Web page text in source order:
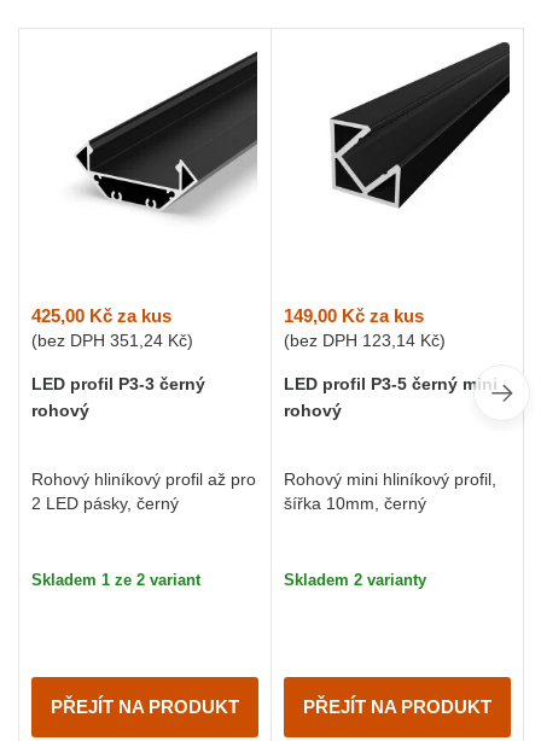
425,00 Kč za kus
(bez DPH 351,24 Kč)
LED profil P3-3 černý
rohový
Rohový hliníkový profil až pro
2 LED pásky, černý
Skladem 1 ze 2 variant
PŘEJÍT NA PRODUKT
149,00 Kč za kus
(bez DPH 123,14 Kč)
LED profil P3-5 černý mini
rohový
Rohový mini hliníkový profil,
šířka 10mm, černý
Skladem 2 varianty
PŘEJÍT NA PRODUKT